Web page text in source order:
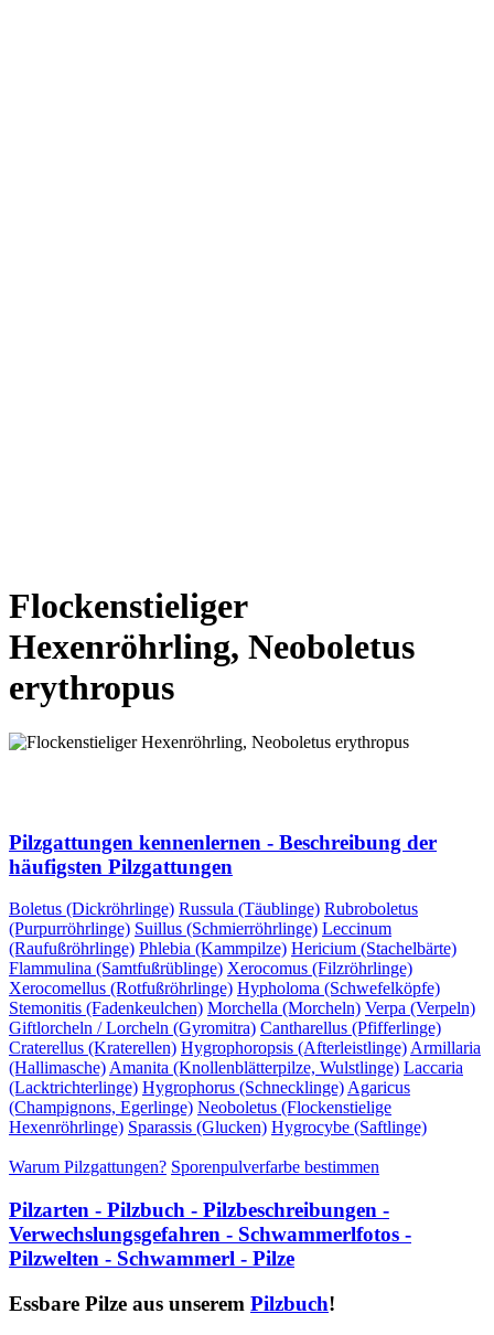
Flockenstieliger
Hexenröhrling, Neoboletus
erythropus
Pilzgattungen kennenlernen - Beschreibung der
häufigsten Pilzgattungen
Boletus (Dickröhrlinge) Russula (Täublinge) Rubroboletus
(Purpurröhrlinge) Suillus (Schmierröhrlinge) Leccinum
(Raufußröhrlinge) Phlebia (Kammpilze) Hericium (Stachelbärte)
Flammulina (Samtfußrüblinge) Xerocomus (Filzröhrlinge)
Xerocomellus (Rotfußröhrlinge) Hypholoma (Schwefelköpfe)
Stemonitis (Fadenkeulchen) Morchella (Morcheln) Verpa (Verpeln)
Giftlorcheln / Lorcheln (Gyromitra) Cantharellus (Pfifferlinge)
Craterellus (Kraterellen) Hygrophoropsis (Afterleistlinge) Armillaria
(Hallimasche) Amanita (Knollenblätterpilze, Wulstlinge) Laccaria
(Lacktrichterlinge) Hygrophorus (Schnecklinge) Agaricus
(Champignons, Egerlinge) Neoboletus (Flockenstielige
Hexenröhrlinge) Sparassis (Glucken) Hygrocybe (Saftlinge)
Warum Pilzgattungen? Sporenpulverfarbe bestimmen
Pilzarten - Pilzbuch - Pilzbeschreibungen -
Verwechslungsgefahren - Schwammerlfotos -
Pilzwelten - Schwammerl - Pilze
Essbare Pilze aus unserem Pilzbuch!